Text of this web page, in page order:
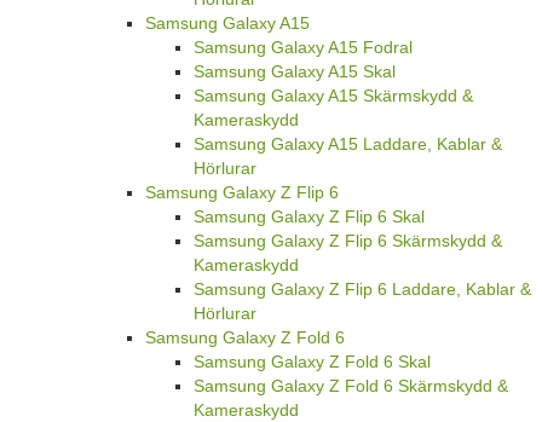
Samsung Galaxy A15
Samsung Galaxy A15 Fodral
Samsung Galaxy A15 Skal
Samsung Galaxy A15 Skärmskydd &
Kameraskydd
Samsung Galaxy A15 Laddare, Kablar &
Hörlurar
Samsung Galaxy Z Flip 6
Samsung Galaxy Z Flip 6 Skal
Samsung Galaxy Z Flip 6 Skärmskydd &
Kameraskydd
Samsung Galaxy Z Flip 6 Laddare, Kablar &
Hörlurar
Samsung Galaxy Z Fold 6
Samsung Galaxy Z Fold 6 Skal
Samsung Galaxy Z Fold 6 Skärmskydd &
Kameraskydd